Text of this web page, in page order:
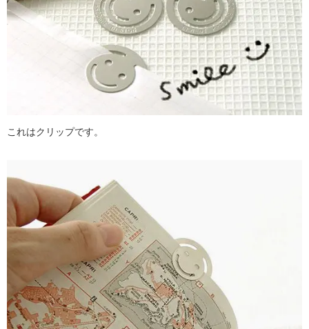
これはクリップです。